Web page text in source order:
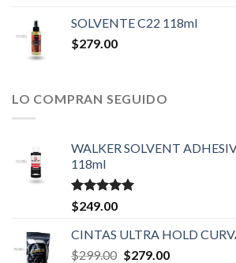
$299.00.$279.00.
SOLVENTE C22 118ml
$279.00
LO COMPRAN SEGUIDO
WALKER SOLVENT
118ml
Valorado en
5.00
$249.00
CINTAS ULTRA HOLD
$299.00 Original
$279.00Current